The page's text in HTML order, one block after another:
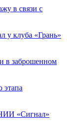
в связи с
у клуба «Грань»
в заброшенном
этапа
«Сигнал»